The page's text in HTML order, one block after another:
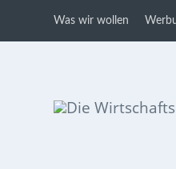
Was wir wollen